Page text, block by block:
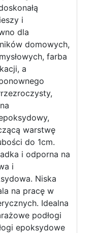
i
dla
domowych,
farba
a
warstwę
do 1cm.
i odporna na
i
Niska
na pracę w
Idealna
podłogi
epoksydowe